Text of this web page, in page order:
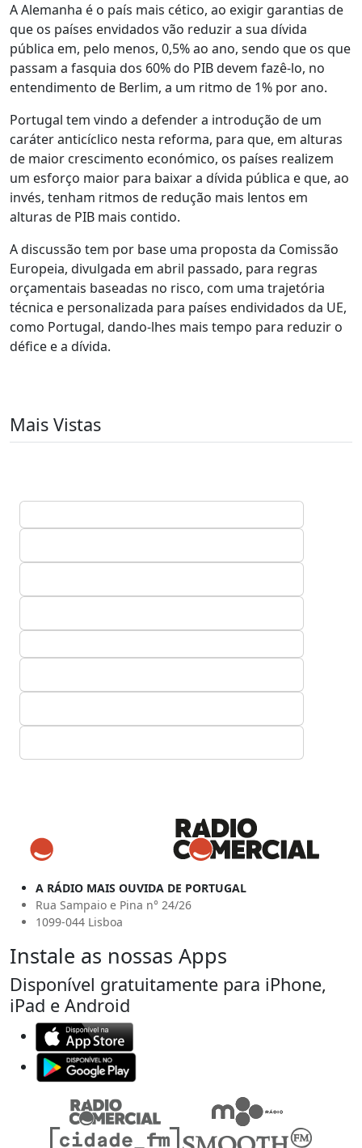
A Alemanha é o país mais cético, ao exigir garantias de
que os países envidados vão reduzir a sua dívida
pública em, pelo menos, 0,5% ao ano, sendo que os que
passam a fasquia dos 60% do PIB devem fazê-lo, no
entendimento de Berlim, a um ritmo de 1% por ano.
Portugal tem vindo a defender a introdução de um
caráter anticíclico nesta reforma, para que, em alturas
de maior crescimento económico, os países realizem
um esforço maior para baixar a dívida pública e que, ao
invés, tenham ritmos de redução mais lentos em
alturas de PIB mais contido.
A discussão tem por base uma proposta da Comissão
Europeia, divulgada em abril passado, para regras
orçamentais baseadas no risco, com uma trajetória
técnica e personalizada para países endividados da UE,
como Portugal, dando-lhes mais tempo para reduzir o
défice e a dívida.
Mais Vistas
A RÁDIO MAIS OUVIDA DE PORTUGAL
Rua Sampaio e Pina n° 24/26
1099-044 Lisboa
Instale as nossas Apps
Disponível gratuitamente para iPhone,
iPad e Android